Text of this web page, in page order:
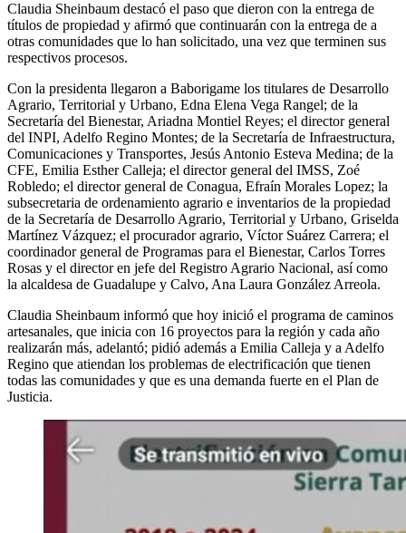
Claudia Sheinbaum destacó el paso que dieron con la entrega de
títulos de propiedad y afirmó que continuarán con la entrega de a
otras comunidades que lo han solicitado, una vez que terminen sus
respectivos procesos.
Con la presidenta llegaron a Baborigame los titulares de Desarrollo
Agrario, Territorial y Urbano, Edna Elena Vega Rangel; de la
Secretaría del Bienestar, Ariadna Montiel Reyes; el director general
del INPI, Adelfo Regino Montes; de la Secretaría de Infraestructura,
Comunicaciones y Transportes, Jesús Antonio Esteva Medina; de la
CFE, Emilia Esther Calleja; el director general del IMSS, Zoé
Robledo; el director general de Conagua, Efraín Morales Lopez; la
subsecretaria de ordenamiento agrario e inventarios de la propiedad
de la Secretaría de Desarrollo Agrario, Territorial y Urbano, Griselda
Martínez Vázquez; el procurador agrario, Víctor Suárez Carrera; el
coordinador general de Programas para el Bienestar, Carlos Torres
Rosas y el director en jefe del Registro Agrario Nacional, así como
la alcaldesa de Guadalupe y Calvo, Ana Laura González Arreola.
Claudia Sheinbaum informó que hoy inició el programa de caminos
artesanales, que inicia con 16 proyectos para la región y cada año
realizarán más, adelantó; pidió además a Emilia Calleja y a Adelfo
Regino que atiendan los problemas de electrificación que tienen
todas las comunidades y que es una demanda fuerte en el Plan de
Justicia.